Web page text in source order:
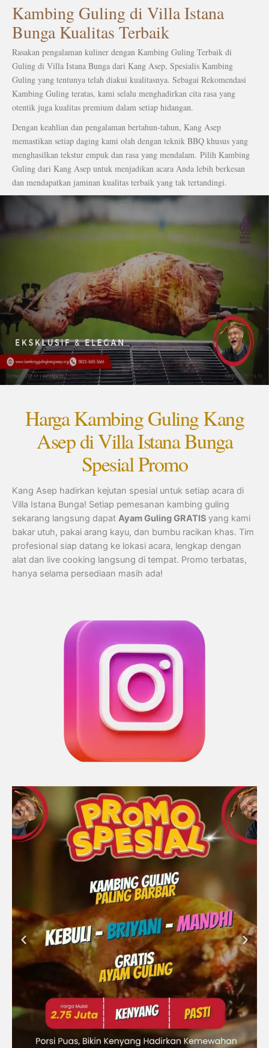
Kambing Guling di Villa Istana
Bunga Kualitas Terbaik
Rasakan pengalaman kuliner dengan Kambing Guling Terbaik di
Guling di Villa Istana Bunga dari Kang Asep, Spesialis Kambing
Guling yang tentunya telah diakui kualitasnya. Sebagai Rekomendasi
Kambing Guling teratas, kami selalu menghadirkan cita rasa yang
otentik juga kualitas premium dalam setiap hidangan.
Dengan keahlian dan pengalaman bertahun-tahun, Kang Asep
memastikan setiap daging kami olah dengan teknik BBQ khusus yang
menghasilkan tekstur empuk dan rasa yang mendalam. Pilih Kambing
Guling dari Kang Asep untuk menjadikan acara Anda lebih berkesan
dan mendapatkan jaminan kualitas terbaik yang tak tertandingi.
Harga Kambing Guling Kang
Asep di Villa Istana Bunga
Spesial Promo
Kang Asep hadirkan kejutan spesial untuk setiap acara di
Villa Istana Bunga! Setiap pemesanan kambing guling
sekarang langsung dapat Ayam Guling GRATIS yang kami
bakar utuh, pakai arang kayu, dan bumbu racikan khas. Tim
profesional siap datang ke lokasi acara, lengkap dengan
alat dan live cooking langsung di tempat. Promo terbatas,
hanya selama persediaan masih ada!